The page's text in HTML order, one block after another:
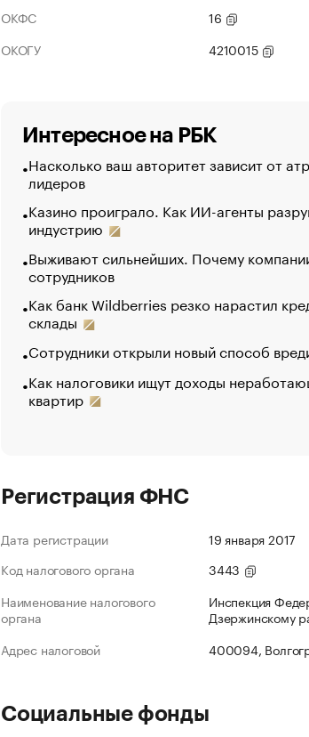
ОКФС
16
ОКОГУ
4210015
Интересное на РБК
Насколько ваш авторитет зависит от
лидеров
Казино проиграло. Как ИИ-агенты
индустрию
Выживают сильнейших. Почему
сотрудников
Как банк Wildberries резко нарастил
склады
Сотрудники открыли новый способ
Как налоговики ищут доходы
квартир
Регистрация ФНС
Дата регистрации
19 января 2017
Код налогового органа
3443
Наименование налогового
органа
Инспекция
Дзержинскому
Адрес налоговой
400094,
Социальные фонды